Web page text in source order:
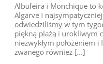
Albufeira i Monchique to
Algarve i
odwiedziliśmy w tym
piękną plażą i urokliwym
niezwykłym położeniem
zwanego również [...]